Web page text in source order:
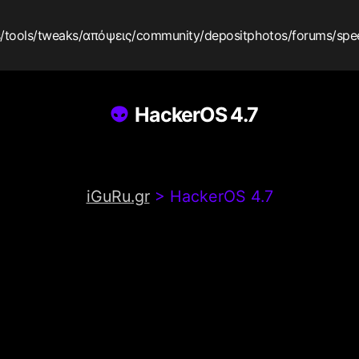
/tools/tweaks/απόψεις/community/depositphotos/forums/
HackerOS 4.7
iGuRu.gr> HackerOS 4.7